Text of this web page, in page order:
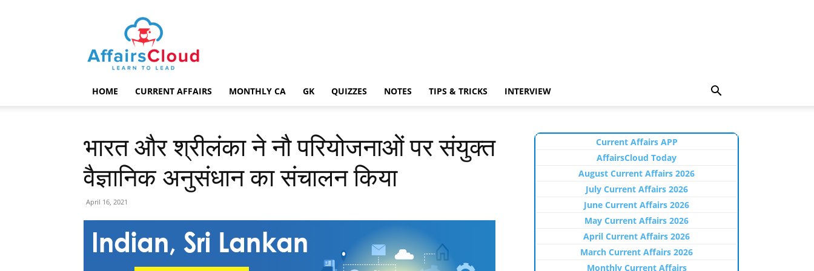
AffairsCloud.com
HOME CURRENT AFFAIRS MONTHLY CA GK QUIZZES NOTES TIPS & TRICKS INTERVIEW
भारत और श्रीलंका ने नौ परियोजनाओं पर संयुक्त
वैज्ञानिक अनुसंधान का संचालन किया
April 16, 2021
Current Affairs APP
AffairsCloud Today
August Current Affairs 2026
July Current Affairs 2026
June Current Affairs 2026
May Current Affairs 2026
April Current Affairs 2026
March Current Affairs 2026
Monthly Current Affairs